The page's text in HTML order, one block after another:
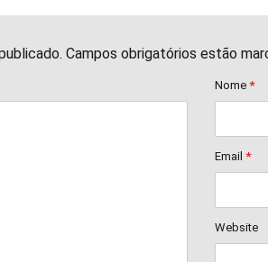
Campos obrigatórios estão
Nome *
Email *
Website